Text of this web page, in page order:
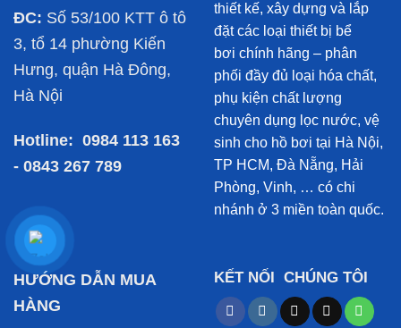
ĐC: Số 53/100 KTT ô tô
3, tổ 14 phường Kiến
Hưng, quận Hà Đông,
Hà Nội
Hotline: 0984 113 163
- 0843 267 789
thiết kế, xây dựng và lắp
đặt các loại thiết bị bể
bơi chính hãng – phân
phối đầy đủ loại hóa chất,
phụ kiện chất lượng
chuyên dụng lọc nước, vệ
sinh cho hồ bơi tại Hà Nội,
TP HCM, Đà Nẵng, Hải
Phòng, Vinh, … có chi
nhánh ở 3 miền toàn quốc.
HƯỚNG DẪN MUA
HÀNG
KẾT NỐI CHÚNG TÔI